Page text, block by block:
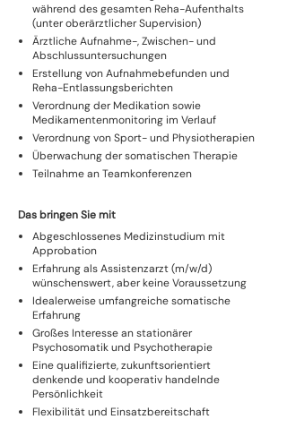
während des gesamten Reha-Aufenthalts
(unter oberärztlicher Supervision)
Ärztliche Aufnahme-, Zwischen- und
Abschlussuntersuchungen
Erstellung von Aufnahmebefunden und
Reha-Entlassungsberichten
Verordnung der Medikation sowie
Medikamentenmonitoring im Verlauf
Verordnung von Sport- und Physiotherapien
Überwachung der somatischen Therapie
Teilnahme an Teamkonferenzen
Das bringen Sie mit
Abgeschlossenes Medizinstudium mit
Approbation
Erfahrung als Assistenzarzt (m/w/d)
wünschenswert, aber keine Voraussetzung
Idealerweise umfangreiche somatische
Erfahrung
Großes Interesse an stationärer
Psychosomatik und Psychotherapie
Eine qualifizierte, zukunftsorientiert
denkende und kooperativ handelnde
Persönlichkeit
Flexibilität und Einsatzbereitschaft